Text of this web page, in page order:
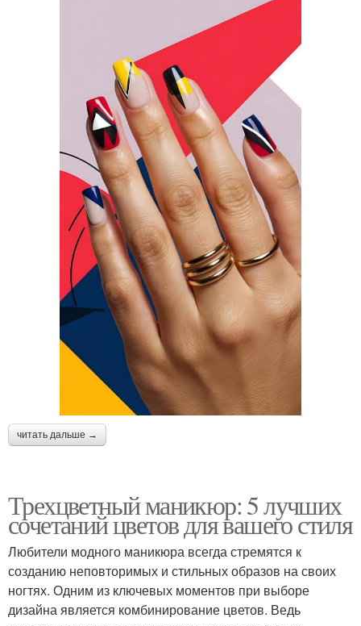
читать дальше →
Трехцветный маникюр: 5 лучших
сочетаний цветов для вашего стиля
Любители модного маникюра всегда стремятся к
созданию неповторимых и стильных образов на своих
ногтях. Одним из ключевых моментов при выборе
дизайна является комбинирование цветов. Ведь